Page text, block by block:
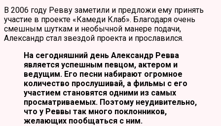
В 2006 году Ревву заметили и предложи ему принять
участие в проекте «Камеди Клаб». Благодаря очень
смешным шуткам и необычной манере подачи,
Александр стал звездой проекта и прославился.
На сегодняшний день Александр Ревва
является успешным певцом, актером и
ведущим. Его песни набирают огромное
количество прослушивай, а фильмы с его
участием становятся одними из самых
просматриваемых. Поэтому неудивительно,
что у Реввы так много поклонников,
желающих пообщаться с ним.